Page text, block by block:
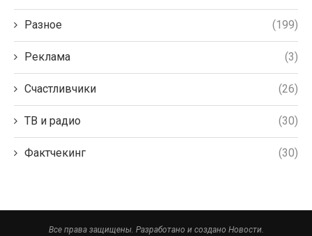
Разное (199)
Реклама (3)
Счастливчики (26)
ТВ и радио (30)
Фактчекинг (30)
Все права защищены. Разработано и создано Новости.